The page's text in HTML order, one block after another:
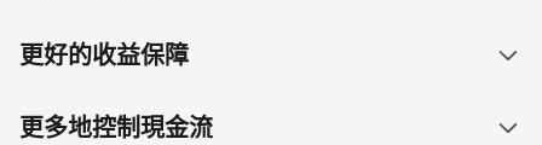
更好的收益保障
更多地控制現金流